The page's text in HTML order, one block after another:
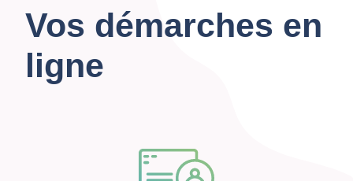
Vos démarches en
ligne